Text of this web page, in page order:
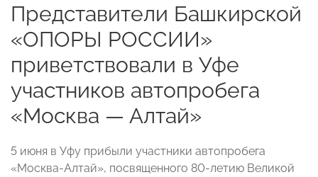
Представители Башкирской
«ОПОРЫ РОССИИ»
приветствовали в Уфе
участников автопробега
«Москва — Алтай»
5 июня в Уфу прибыли участники автопробега
«Москва-Алтай», посвященного 80-летию Великой